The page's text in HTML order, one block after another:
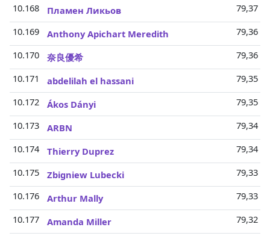
10.168
Пламен Ликьов
79,37
10.169
Anthony Apichart Meredith
79,36
10.170
奈良優希
79,36
10.171
abdelilah el hassani
79,35
10.172
Ákos Dányi
79,35
10.173
ARBN
79,34
10.174
Thierry Duprez
79,34
10.175
Zbigniew Lubecki
79,33
10.176
Arthur Mally
79,33
10.177
Amanda Miller
79,32